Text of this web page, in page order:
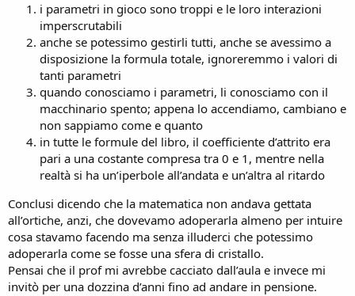
i parametri in gioco sono troppi e le loro interazioni
imperscrutabili
anche se potessimo gestirli tutti, anche se avessimo a
disposizione la formula totale, ignoreremmo i valori di
tanti parametri
quando conosciamo i parametri, li conosciamo con il
macchinario spento; appena lo accendiamo, cambiano e
non sappiamo come e quanto
in tutte le formule del libro, il coefficiente d’attrito era
pari a una costante compresa tra 0 e 1, mentre nella
realtà si ha un’iperbole all’andata e un’altra al ritardo
Conclusi dicendo che la matematica non andava gettata
all’ortiche, anzi, che dovevamo adoperarla almeno per intuire
cosa stavamo facendo ma senza illuderci che potessimo
adoperarla come se fosse una sfera di cristallo.
Pensai che il prof mi avrebbe cacciato dall’aula e invece mi
invitò per una dozzina d’anni fino ad andare in pensione.